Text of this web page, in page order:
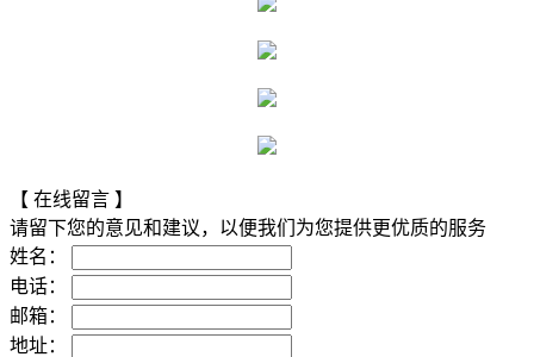
【 在线留言 】
请留下您的意见和建议，以便我们为您提供更优质的服务
姓名：
电话：
邮箱：
地址：